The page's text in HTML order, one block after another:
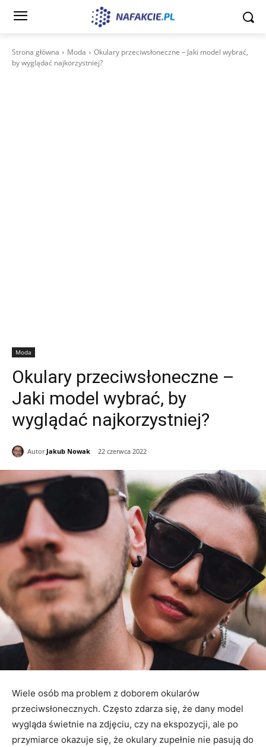
Strona główna Moda
Okulary przeciwsłoneczne – Jaki model wybrać,
by wyglądać najkorzystniej?
Moda
Okulary przeciwsłoneczne –
Jaki model wybrać, by
wyglądać najkorzystniej?
Autor Jakub Nowak 22 czerwca 2022
Wiele osób ma problem z doborem okularów
przeciwsłonecznych. Często zdarza się, że dany model
wygląda świetnie na zdjęciu, czy na ekspozycji, ale po
przymiarce okazuje się, że okulary zupełnie nie pasują do